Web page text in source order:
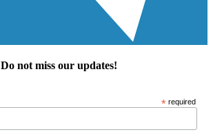
Do not miss our updates!
* required